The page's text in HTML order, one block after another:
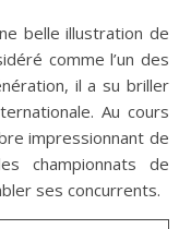
belle illustration de
comme l’un des
il a su briller
Au cours
impressionnant de
championnats de
ses concurrents.